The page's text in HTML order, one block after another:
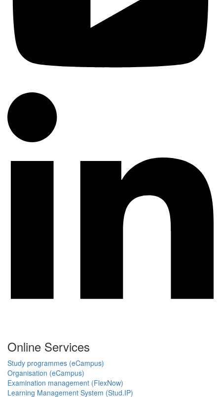
Online Services
Study programmes (eCampus)
Organisation (eCampus)
Examination management (FlexNow)
Learning Management System (Stud.IP)